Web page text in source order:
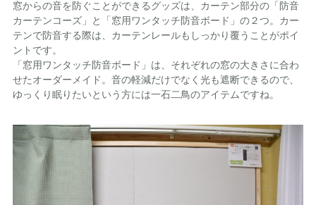
窓からの音を防ぐことができるグッズは、カーテン部分の「防音
カーテンコーズ」と「窓用ワンタッチ防音ボード」の２つ。カー
テンで防音する際は、カーテンレールもしっかり覆うことがポイ
ントです。
「窓用ワンタッチ防音ボード」は、それぞれの窓の大きさに合わ
せたオーダーメイド。音の軽減だけでなく光も遮断できるので、
ゆっくり眠りたいという方には一石二鳥のアイテムですね。